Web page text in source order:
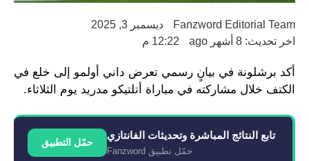
Fanzword Editorial Team
ديسمبر 3, 2025
اخر تحديث: 8 أشهر ago
12:22 م
أكد برشلونة في بيانٍ رسمي تعرض داني أولمو إلى خلع في
الكتف خلال مشاركته في مباراة أتلتيكو مدريد يوم الثلاثاء.
تابع النتائج المباشرة وتحديثات الفانتازي
حمّل تطبيق Fanzword
حمّل التطبيق